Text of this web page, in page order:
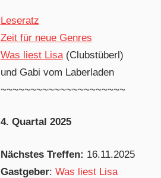
Leseratz
Zeit für neue Genres
Was liest Lisa(Clubstüberl)
und Gabi vom Laberladen
~~~~~~~~~~~~~~~~~~~~~
4. Quartal 2025
Nächstes Treffen: 16.11.2025
Gastgeber: Was liest Lisa